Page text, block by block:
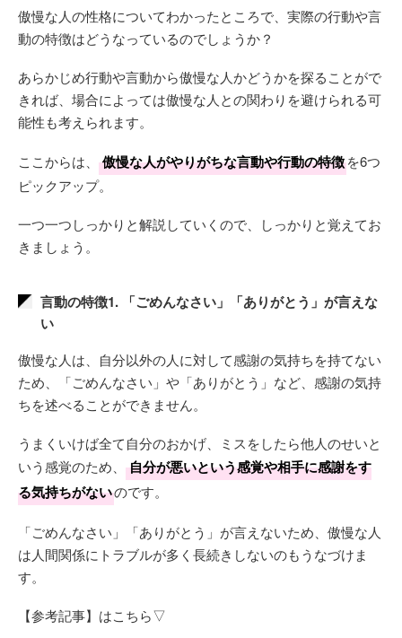
傲慢な人の性格についてわかったところで、実際の行動や言
動の特徴はどうなっているのでしょうか？
あらかじめ行動や言動から傲慢な人かどうかを探ることがで
きれば、場合によっては傲慢な人との関わりを避けられる可
能性も考えられます。
ここからは、 傲慢な人がやりがちな言動や行動の特徴を6つ
ピックアップ。
一つ一つしっかりと解説していくので、しっかりと覚えてお
きましょう。
言動の特徴1. 「ごめんなさい」「ありがとう」が言えな
い
傲慢な人は、自分以外の人に対して感謝の気持ちを持てない
ため、「ごめんなさい」や「ありがとう」など、感謝の気持
ちを述べることができません。
うまくいけば全て自分のおかげ、ミスをしたら他人のせいと
いう感覚のため、
自分が悪いという感覚や相手に感謝をす
る気持ちがないのです。
「ごめんなさい」「ありがとう」が言えないため、傲慢な人
は人間関係にトラブルが多く長続きしないのもうなづけま
す。
【参考記事】はこちら▽